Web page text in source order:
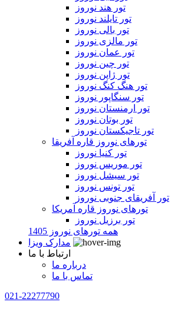
تور هند نوروز
تور تایلند نوروز
تور بالی نوروز
تور مالزی نوروز
تور عمان نوروز
تور چین نوروز
تور ژاپن نوروز
تور هنگ کنگ نوروز
تور سنگاپور نوروز
تور ارمنستان نوروز
تور بوتان نوروز
تور تاجیکستان نوروز
تورهای نوروز قاره آفریقا
تور کنیا نوروز
تور موریس نوروز
تور سیشل نوروز
تور تونس نوروز
تور آفریقای جنوبی نوروز
تورهای نوروز قاره آمریکا
تور برزیل نوروز
همه تورهای نوروز 1405
مدارک ویزا
ارتباط با ما
درباره ما
تماس با ما
021-22277790